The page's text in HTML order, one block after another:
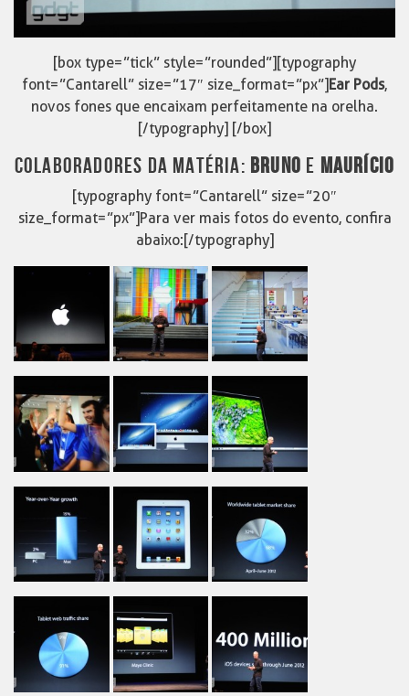
[box type=”tick” style=”rounded”][typography
font=”Cantarell” size=”17″ size_format=”px”]Ear Pods,
novos fones que encaixam perfeitamente na orelha.
[/typography] [/box]
COLABORADORES DA MATÉRIA: BRUNO E MAURÍCIO
[typography font=”Cantarell” size=”20″
size_format=”px”]Para ver mais fotos do evento, confira
abaixo:[/typography]